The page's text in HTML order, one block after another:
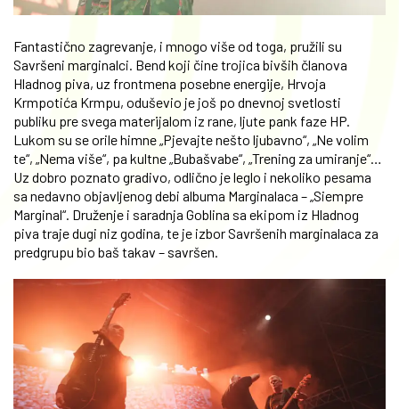
Fantastično zagrevanje, i mnogo više od toga, pružili su
Savršeni marginalci. Bend koji čine trojica bivših članova
Hladnog piva, uz frontmena posebne energije, Hrvoja
Krmpotića Krmpu, oduševio je još po dnevnoj svetlosti
publiku pre svega materijalom iz rane, ljute pank faze HP.
Lukom su se orile himne „Pjevajte nešto ljubavno“, „Ne volim
te“, „Nema više“, pa kultne „Bubašvabe“, „Trening za umiranje“…
Uz dobro poznato gradivo, odlično je leglo i nekoliko pesama
sa nedavno objavljenog debi albuma Marginalaca – „Siempre
Marginal“. Druženje i saradnja Goblina sa ekipom iz Hladnog
piva traje dugi niz godina, te je izbor Savršenih marginalaca za
predgrupu bio baš takav – savršen.